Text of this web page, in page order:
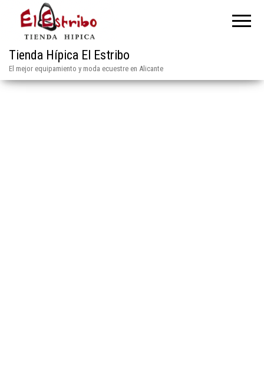
Tienda Hípica El Estribo
El mejor equipamiento y moda ecuestre en Alicante